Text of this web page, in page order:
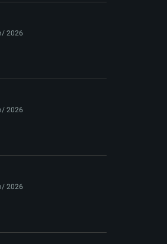
2026
2026
2026